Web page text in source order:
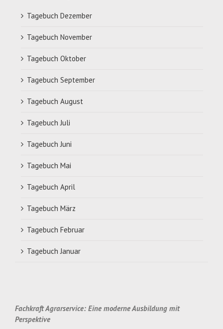
Tagebuch Dezember
Tagebuch November
Tagebuch Oktober
Tagebuch September
Tagebuch August
Tagebuch Juli
Tagebuch Juni
Tagebuch Mai
Tagebuch April
Tagebuch März
Tagebuch Februar
Tagebuch Januar
Fachkraft Agrarservice: Eine moderne Ausbildung mit
Perspektive